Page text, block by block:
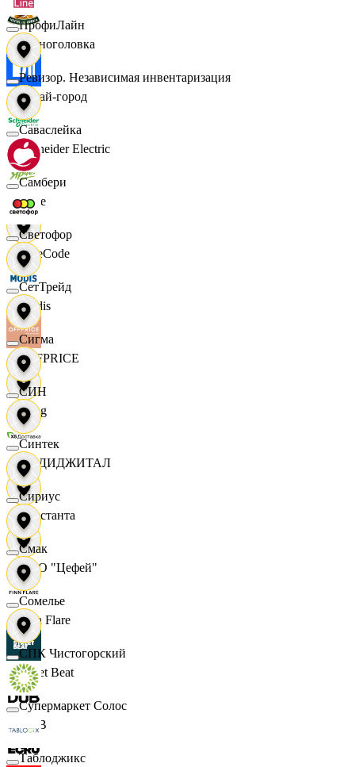
Черноголовка
Читай-город
Schneider Electric
Ярче
FaceCode
Modis
OFFPRICE
string
X5 ДИДЖИТАЛ
Константа
ООО "Цефей"
Finn Flare
Street Beat
DUB
ПрофиЛайн
Ревизор. Независимая инвентаризация
Саваслейка
Самбери
Светофор
СетТрейд
Сигма
СИН
Синтек
Сириус
Смак
Сомелье
СПК Чистогорский
Супермаркет Солос
Таблоджикс